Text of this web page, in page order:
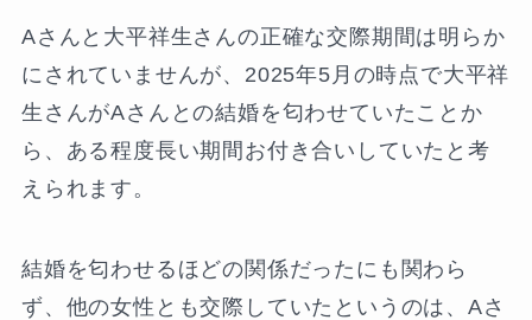
Aさんと大平祥生さんの正確な交際期間は明らか
にされていませんが、2025年5月の時点で大平祥
生さんがAさんとの結婚を匂わせていたことか
ら、ある程度長い期間お付き合いしていたと考
えられます。
結婚を匂わせるほどの関係だったにも関わら
ず、他の女性とも交際していたというのは、Aさ